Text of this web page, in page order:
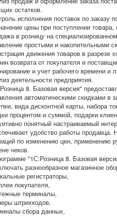
остатков.
исполнения поставок по заказу
цены при поступлении товара,
в розницу на
простыми и накопительными
движения товаров в разрезе
возврата от покупателя и
и учет рабочего времени и
деятельности предприятия.
8. Базовая версия"
автоматическими скидками в
вида дисконтной карты, набора
процентом и суммой, подарки
понятный настраиваемый
удобство работы
по изменению цен, применению
чеков.
"1С:Розница 8. Базовая
разнообразное магазинное
регистраторы,
покупателя,
терминалы,
штрихкодов,
сбора данных,